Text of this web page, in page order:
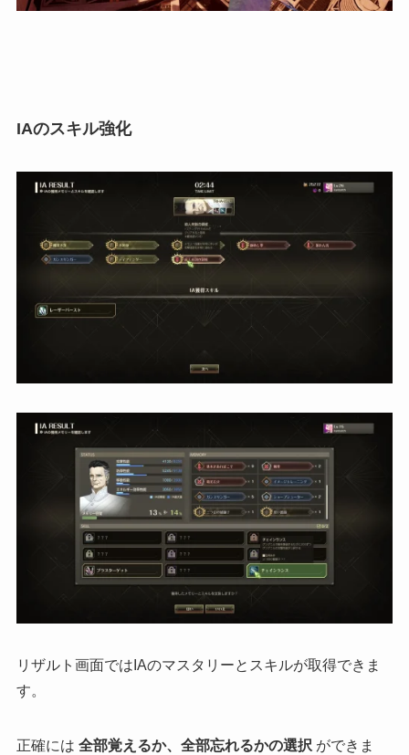
IAのスキル強化
リザルト画面ではIAのマスタリーとスキルが取得できま
す。
正確には 全部覚えるか、全部忘れるかの選択 ができま